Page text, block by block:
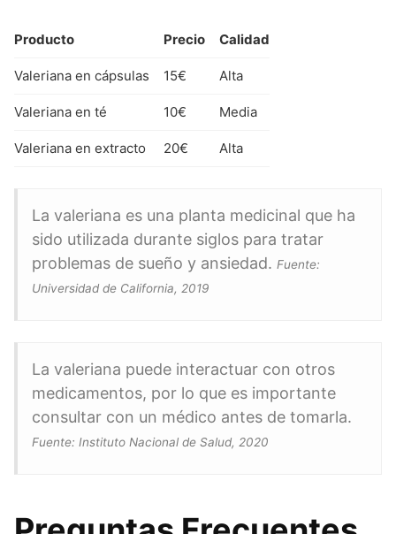
Producto Precio Calidad
Valeriana en cápsulas 15€ Alta
Valeriana en té 10€ Media
Valeriana en extracto 20€ Alta
La valeriana es una planta medicinal que ha
sido utilizada durante siglos para tratar
problemas de sueño y ansiedad. Fuente:
Universidad de California, 2019
La valeriana puede interactuar con otros
medicamentos, por lo que es importante
consultar con un médico antes de tomarla.
Fuente: Instituto Nacional de Salud, 2020